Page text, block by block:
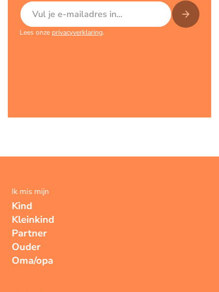
E-mailadres
Lees onze privacyverklaring.
Ik mis mijn
Kind
Kleinkind
Partner
Ouder
Oma/opa